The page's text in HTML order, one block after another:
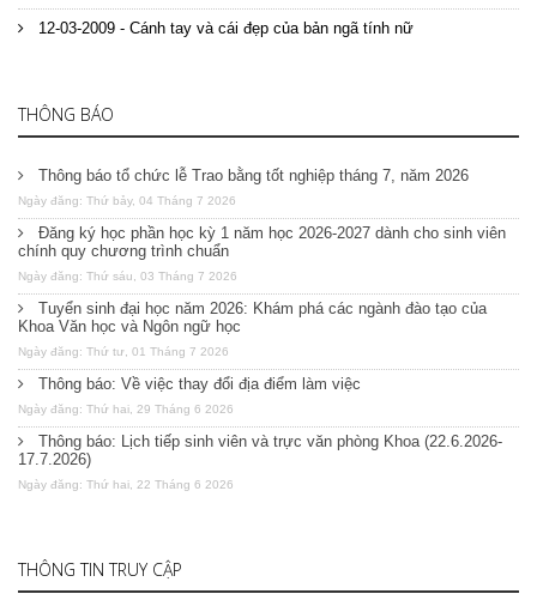
12-03-2009 - Cánh tay và cái đẹp của bản ngã tính nữ
THÔNG BÁO
Thông báo tổ chức lễ Trao bằng tốt nghiệp tháng 7, năm 2026
Ngày đăng: Thứ bảy, 04 Tháng 7 2026
Đăng ký học phần học kỳ 1 năm học 2026-2027 dành cho sinh viên
chính quy chương trình chuẩn
Ngày đăng: Thứ sáu, 03 Tháng 7 2026
Tuyển sinh đại học năm 2026: Khám phá các ngành đào tạo của
Khoa Văn học và Ngôn ngữ học
Ngày đăng: Thứ tư, 01 Tháng 7 2026
Thông báo: Về việc thay đổi địa điểm làm việc
Ngày đăng: Thứ hai, 29 Tháng 6 2026
Thông báo: Lịch tiếp sinh viên và trực văn phòng Khoa (22.6.2026-
17.7.2026)
Ngày đăng: Thứ hai, 22 Tháng 6 2026
THÔNG TIN TRUY CẬP